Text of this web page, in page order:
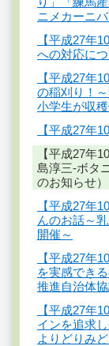
ニメカーニ
【平成27年
への対応に
【平成27年
の稲刈り！
小学生が収
【平成27年
【平成27年
島淳三-ボタ
のお知らせ）
【平成27年
んのお話～
開催～
【平成27年
を実感でき
推進自治体
【平成27年
インを追求
よりどりみ